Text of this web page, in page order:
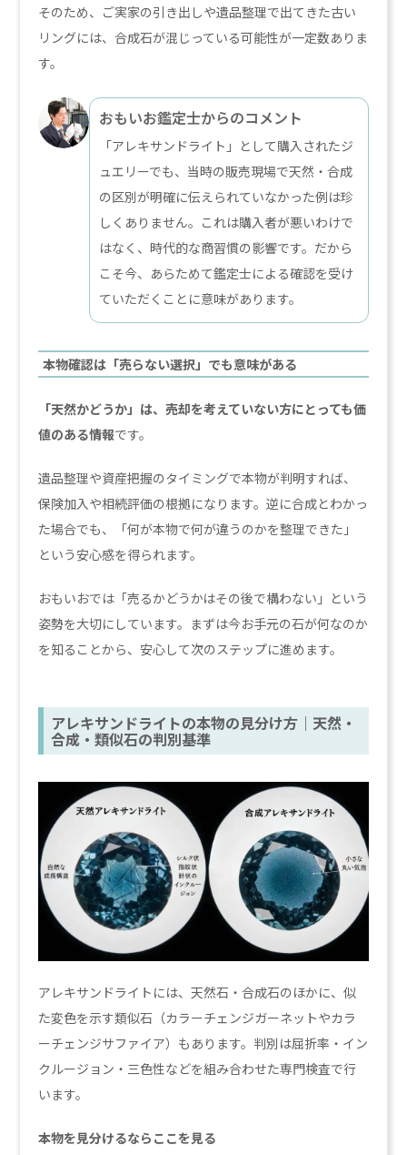
そのため、ご実家の引き出しや遺品整理で出てきた古い
リングには、合成石が混じっている可能性が一定数ありま
す。
おもいお鑑定士からのコメント
「アレキサンドライト」として購入されたジ
ュエリーでも、当時の販売現場で天然・合成
の区別が明確に伝えられていなかった例は珍
しくありません。これは購入者が悪いわけで
はなく、時代的な商習慣の影響です。だから
こそ今、あらためて鑑定士による確認を受け
ていただくことに意味があります。
本物確認は「売らない選択」でも意味がある
「天然かどうか」は、売却を考えていない方にとっても価
値のある情報です。
遺品整理や資産把握のタイミングで本物が判明すれば、
保険加入や相続評価の根拠になります。逆に合成とわかっ
た場合でも、「何が本物で何が違うのかを整理できた」
という安心感を得られます。
おもいおでは「売るかどうかはその後で構わない」という
姿勢を大切にしています。まずは今お手元の石が何なのか
を知ることから、安心して次のステップに進めます。
アレキサンドライトの本物の見分け方｜天然・
合成・類似石の判別基準
アレキサンドライトには、天然石・合成石のほかに、似
た変色を示す類似石（カラーチェンジガーネットやカラ
ーチェンジサファイア）もあります。判別は屈折率・イン
クルージョン・三色性などを組み合わせた専門検査で行
います。
本物を見分けるならここを見る